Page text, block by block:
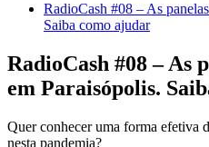
RadioCash #08 – As
Saiba como ajudar
RadioCash #08 – As
em Paraisópolis.
Quer conhecer uma forma efetiva
nesta pandemia?